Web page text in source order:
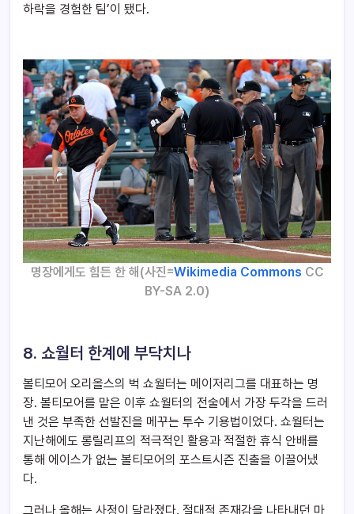
하락을 경험한 팀’이 됐다.
명장에게도 힘든 한 해(사진=Wikimedia Commons CC
BY-SA 2.0)
8. 쇼월터 한계에 부닥치나
볼티모어 오리올스의 벅 쇼월터는 메이저리그를 대표하는 명
장. 볼티모어를 맡은 이후 쇼월터의 전술에서 가장 두각을 드러
낸 것은 부족한 선발진을 메꾸는 투수 기용법이었다. 쇼월터는
지난해에도 롱릴리프의 적극적인 활용과 적절한 휴식 안배를
통해 에이스가 없는 볼티모어의 포스트시즌 진출을 이끌어냈
다.
그러나 올해는 사정이 달라졌다. 절대적 존재감을 나타내던 마